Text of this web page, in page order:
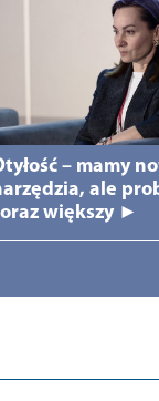
– mamy
ale
większy ►